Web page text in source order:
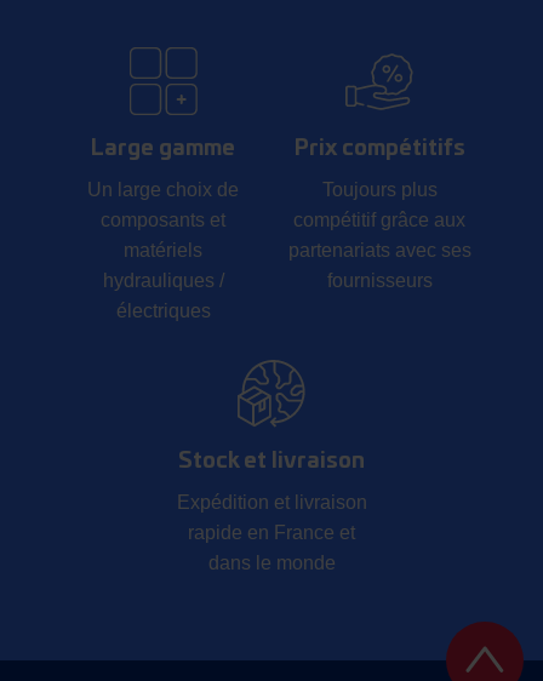
Large gamme
Un large choix de
composants et
matériels
hydrauliques /
électriques
Prix compétitifs
Toujours plus
compétitif grâce aux
partenariats avec ses
fournisseurs
Stock et livraison
Expédition et livraison
rapide en France et
dans le monde